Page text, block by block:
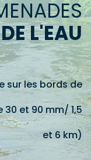
L'EAU
sur les bords de
30 et 90 mm/ 1,5
et 6 km)